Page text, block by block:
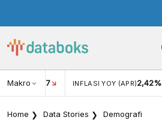
Makro
USD/IDR 17 INFLASI YOY (APR)2,42%
Home Data Stories Demografi